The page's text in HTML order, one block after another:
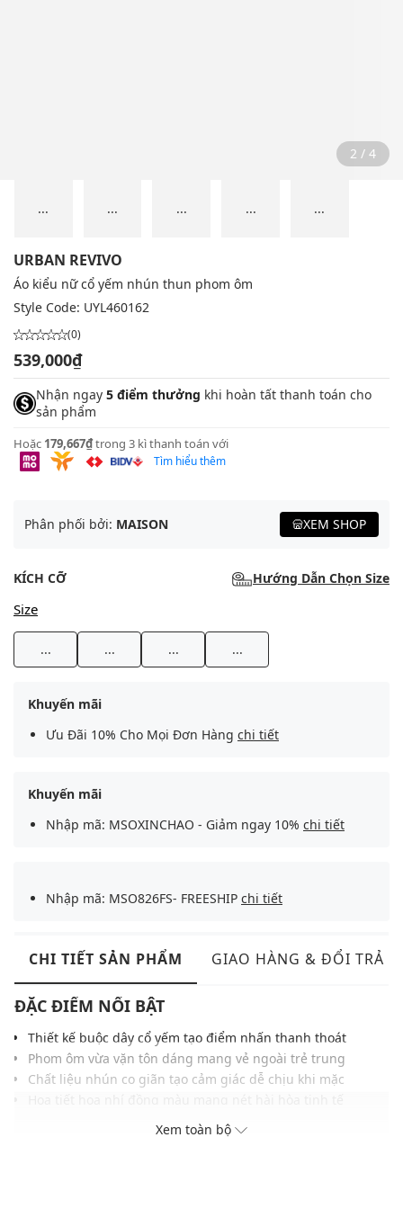
2 / 4
... ... ... ... ...
URBAN REVIVO
Áo kiểu nữ cổ yếm nhún thun phom ôm
Style Code: UYL460162
(0)
539,000₫
Nhận ngay 5 điểm thưởng khi hoàn tất thanh toán cho
sản phẩm
Hoặc 179,667₫trong 3 kì thanh toán với
Tìm hiểu thêm
Phân phối bởi: MAISON XEM SHOP
KÍCH CỠ Hướng Dẫn Chọn Size
Size
... ... ... ...
Khuyến mãi
Ưu Đãi 10% Cho Mọi Đơn Hàng chi tiết
Khuyến mãi
Nhập mã: MSOXINCHAO - Giảm ngay 10% chi tiết
Nhập mã: MSO826FS- FREESHIP chi tiết
CHI TIẾT SẢN PHẨM GIAO HÀNG & ĐỔI TRẢ
ĐẶC ĐIỂM NỔI BẬT
Thiết kế buộc dây cổ yếm tạo điểm nhấn thanh thoát
Phom ôm vừa vặn tôn dáng mang vẻ ngoài trẻ trung
Chất liệu nhún co giãn tạo cảm giác dễ chịu khi mặc
Chi tiết nhún thân áo đều đặn giúp ôm dáng gọn gàng
Gam màu trang nhã dễ kết hợp nhiều kiểu phong cách
Xem toàn bộ